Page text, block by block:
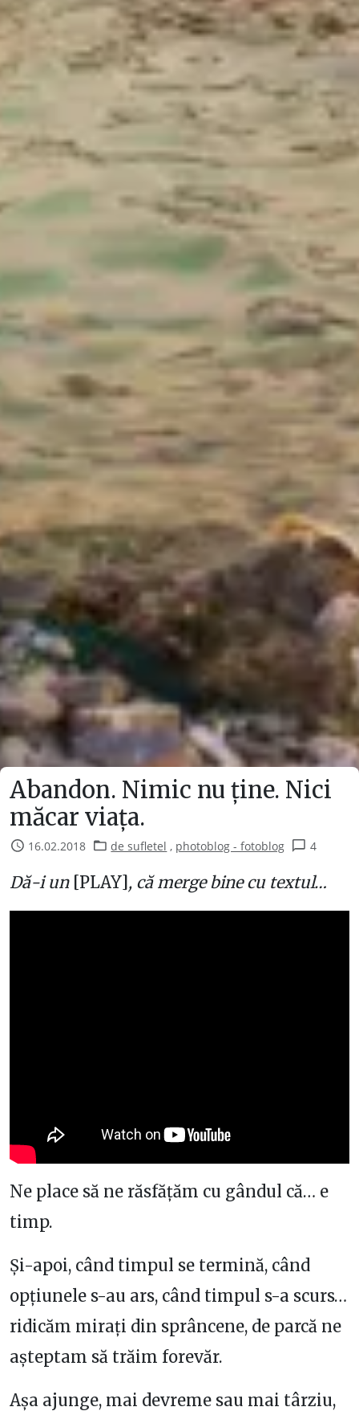
Abandon. Nimic nu ține. Nici
măcar viața.
16.02.2018 de sufletel , photoblog - fotoblog 4
Dă-i un [PLAY], că merge bine cu textul…
Ne place să ne răsfățăm cu gândul că… e
timp.
Și-apoi, când timpul se termină, când
opțiunele s-au ars, când timpul s-a scurs…
ridicăm mirați din sprâncene, de parcă ne
așteptam să trăim forevăr.
Așa ajunge, mai devreme sau mai târziu,